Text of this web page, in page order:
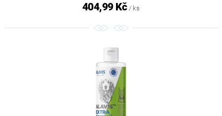
404,99 Kč / ks